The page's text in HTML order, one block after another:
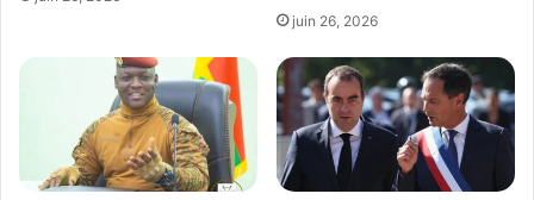
juin 26, 2026